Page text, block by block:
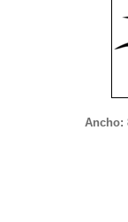
Ancho: